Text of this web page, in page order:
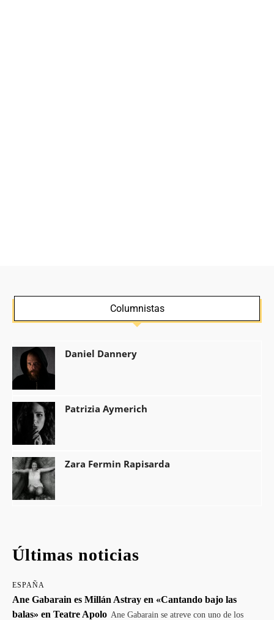
Columnistas
Daniel Dannery
Patrizia Aymerich
Zara Fermin Rapisarda
Últimas noticias
ESPAÑA
Ane Gabarain es Millán Astray en «Cantando bajo las
balas» en Teatre Apolo Ane Gabarain se atreve con uno de los